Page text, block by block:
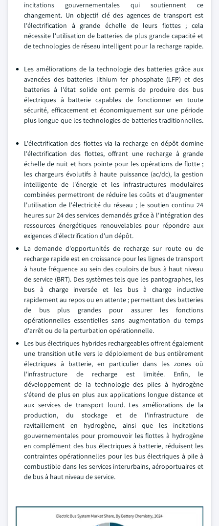
incitations gouvernementales qui soutiennent ce
changement. Un objectif clé des agences de transport est
l'électrification à grande échelle de leurs flottes ; cela
nécessite l'utilisation de batteries de plus grande capacité et
de technologies de réseau intelligent pour la recharge rapide.
Les améliorations de la technologie des batteries grâce aux
avancées des batteries lithium fer phosphate (LFP) et des
batteries à l'état solide ont permis de produire des bus
électriques à batterie capables de fonctionner en toute
sécurité, efficacement et économiquement sur une période
plus longue que les technologies de batteries traditionnelles.
L'électrification des flottes via la recharge en dépôt domine
l'électrification des flottes, offrant une recharge à grande
échelle de nuit et hors pointe pour les opérations de flotte ;
les chargeurs évolutifs à haute puissance (ac/dc), la gestion
intelligente de l'énergie et les infrastructures modulaires
combinées permettront de réduire les coûts et d'augmenter
l'utilisation de l'électricité du réseau ; le soutien continu 24
heures sur 24 des services demandés grâce à l'intégration des
ressources énergétiques renouvelables pour répondre aux
exigences d'électrification d'un dépôt.
La demande d'opportunités de recharge sur route ou de
recharge rapide est en croissance pour les lignes de transport
à haute fréquence au sein des couloirs de bus à haut niveau
de service (BRT). Des systèmes tels que les pantographes, les
bus à charge inversée et les bus à charge inductive
rapidement au repos ou en attente ; permettant des batteries
de bus plus grandes pour assurer les fonctions
opérationnelles essentielles sans augmentation du temps
d'arrêt ou de la perturbation opérationnelle.
Les bus électriques hybrides rechargeables offrent également
une transition utile vers le déploiement de bus entièrement
électriques à batterie, en particulier dans les zones où
l'infrastructure de recharge est limitée. Enfin, le
développement de la technologie des piles à hydrogène
s'étend de plus en plus aux applications longue distance et
aux services de transport lourd. Les améliorations de la
production, du stockage et de l'infrastructure de
ravitaillement en hydrogène, ainsi que les incitations
gouvernementales pour promouvoir les flottes à hydrogène
en complément des bus électriques à batterie, réduisent les
contraintes opérationnelles pour les bus électriques à pile à
combustible dans les services interurbains, aéroportuaires et
de bus à haut niveau de service.